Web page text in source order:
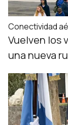
Conectividad
Vuelven los
una nueva